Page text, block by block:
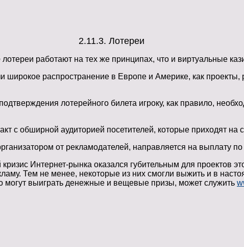
2.11.3. Лотереи
работают на тех же принципах, что и виртуальные
широкое распространение в Европе и Америке, как
лотерейного билета игроку, как правило,
с обширной аудиторией посетителей, которые приходят на
от рекламодателей, направляется на выплату
Интернет-рынка оказался губительным для проектов
Тем не менее, некоторые из них смогли выжить и в
могут выиграть денежные и вещевые призы, может служить